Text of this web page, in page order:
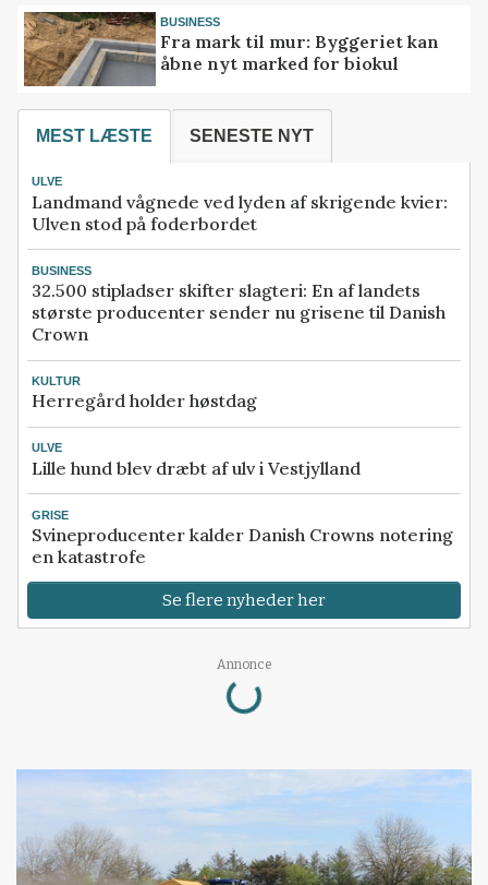
BUSINESS
Fra mark til mur: Byggeriet kan
åbne nyt marked for biokul
MEST LÆSTE SENESTE NYT
ULVE
Landmand vågnede ved lyden af skrigende kvier:
Ulven stod på foderbordet
BUSINESS
32.500 stipladser skifter slagteri: En af landets
største producenter sender nu grisene til Danish
Crown
KULTUR
Herregård holder høstdag
ULVE
Lille hund blev dræbt af ulv i Vestjylland
GRISE
Svineproducenter kalder Danish Crowns notering
en katastrofe
Se flere nyheder her
Annonce
Loading...